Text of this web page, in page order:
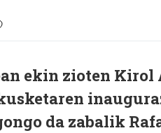
ekin zioten
da zabalik